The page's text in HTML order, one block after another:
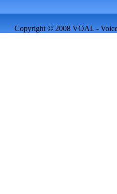
Copyright © 2008 VOAL -